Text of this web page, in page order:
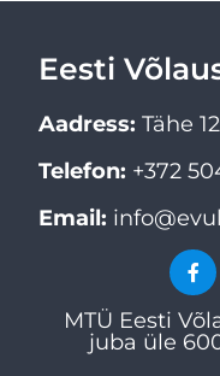
Eesti
Aadress: Tähe
Telefon: +372
Email:
MTÜ Eesti
juba üle